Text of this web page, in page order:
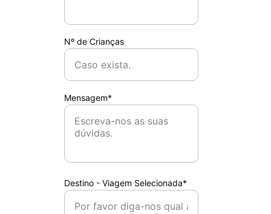
Nº de Crianças
Mensagem*
Destino - Viagem Selecionada*